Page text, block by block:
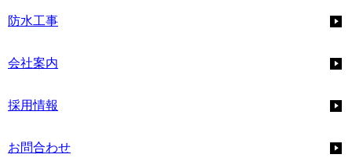
防水工事
会社案内
採用情報
お問合わせ